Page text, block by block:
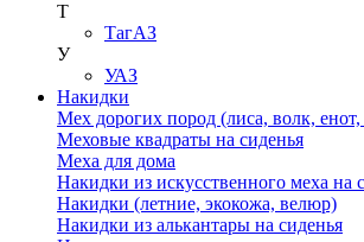
Т
ТагАЗ
У
УАЗ
Накидки
Мех дорогих пород (лиса, волк,
Меховые квадраты на сиденья
Меха для дома
Накидки из искусственного меха на
Накидки (летние, экокожа, велюр)
Накидки из алькантары на сиденья